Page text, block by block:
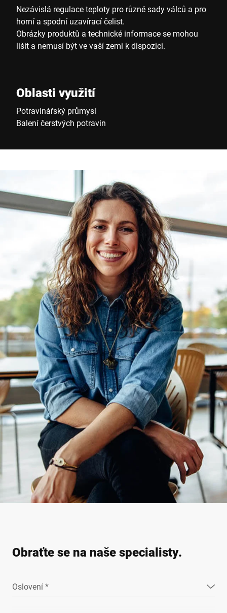
Nezávislá regulace teploty pro různé sady válců a pro
horní a spodní uzavírací čelist.
Obrázky produktů a technické informace se mohou
lišit a nemusí být ve vaší zemi k dispozici.
Oblasti využití
Potravinářský průmysl
Balení čerstvých potravin
Obraťte se na naše specialisty.
Oslovení *